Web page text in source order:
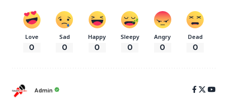
Love
0
Sad
0
Happy
0
Sleepy
0
Angry
0
Dead
0
Admin